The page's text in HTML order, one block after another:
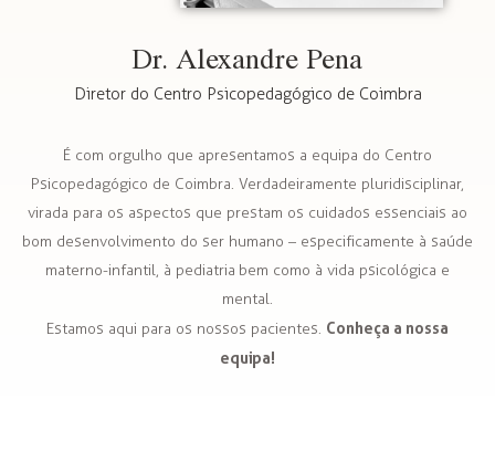
Dr. Alexandre Pena
Diretor do Centro Psicopedagógico de Coimbra
É com orgulho que apresentamos a equipa do Centro
Psicopedagógico de Coimbra. Verdadeiramente pluridisciplinar,
virada para os aspectos que prestam os cuidados essenciais ao
bom desenvolvimento do ser humano – especificamente à saúde
materno-infantil, à pediatria bem como à vida psicológica e
mental.
Estamos aqui para os nossos pacientes. Conheça a nossa
equipa!